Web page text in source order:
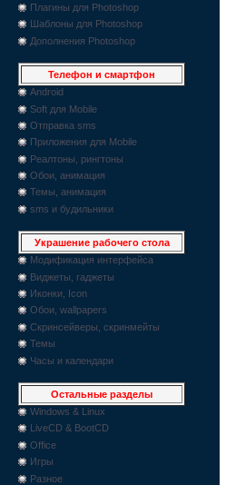
Плагины для Photoshop
Шаблоны для Photoshop
Дополнения Photoshop
Телефон и смартфон
Android
Soft для Mobile
Отправка sms
Приложения для Mobile
Реалтоны, рингтоны
Обои, анимация
Темы, анимация
sms и будильники
Украшение рабочего стола
Модификация интерфейса
Виджеты, гаджеты
Иконки, Icon
Обои, wallpapers
Скринсейверы, скринмейты
Темы
Часы и календари
Остальные разделы
Windows & Linux
LiveCD & BootCD
Office
Игры
Разное